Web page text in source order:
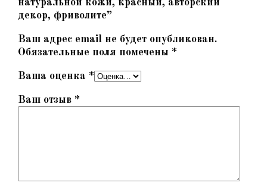
декор, фриволите”
Ваш адрес email не будет опубликован.
Обязательные поля помечены *
Ваша оценка *
Ваш отзыв *